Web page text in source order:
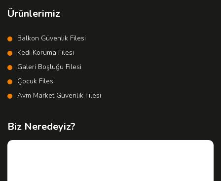
Ürünlerimiz
Balkon Güvenlik Filesi
Kedi Koruma Filesi
Galeri Boşluğu Filesi
Çocuk Filesi
Avm Market Güvenlik Filesi
Biz Neredeyiz?